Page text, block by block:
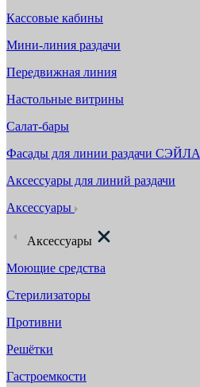
Кассовые кабины
Мини-линия раздачи
Передвижная линия
Настольные витрины
Салат-бары
Фасады для линии раздачи СЭЙЛА
Аксессуары для линий раздачи
Аксессуары
Аксессуары
Моющие средства
Стерилизаторы
Противни
Решётки
Гастроемкости